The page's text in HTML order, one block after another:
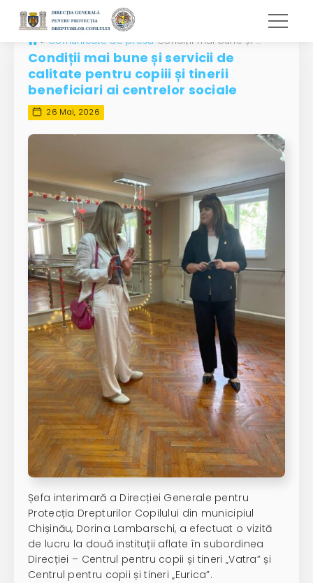
» Comunicate de presă Condiții mai bune și servicii de calitate pentru copiii și tinerii beneficiari ai centrelor sociale
Condiții mai bune și servicii de
calitate pentru copiii și tinerii
beneficiari ai centrelor sociale
26 Mai, 2026
Șefa interimară a Direcției Generale pentru
Protecția Drepturilor Copilului din municipiul
Chișinău, Dorina Lambarschi, a efectuat o vizită
de lucru la două instituții aflate în subordinea
Direcției – Centrul pentru copii și tineri „Vatra” și
Centrul pentru copii și tineri „Eurica”.